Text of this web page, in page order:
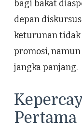
bagi bakat
depan
keturunan tidak
promosi,
jangka panjang.
Pertama